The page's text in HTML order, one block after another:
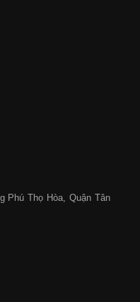
Phú Thọ Hòa, Quận Tân